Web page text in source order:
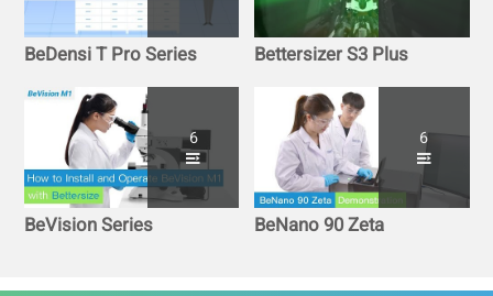
BeDensi T Pro Series Bettersizer S3 Plus
6
BeVision Series
6
BeNano 90 Zeta